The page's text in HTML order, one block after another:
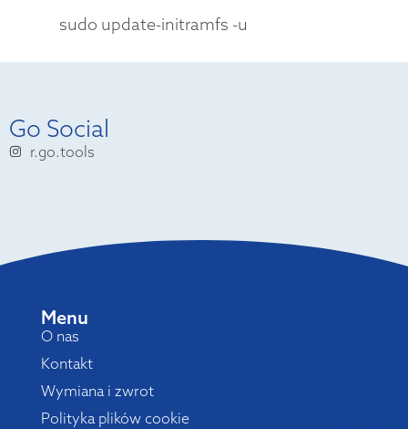
sudo update-initramfs -u
Go Social
r.go.tools
Menu
O nas
Kontakt
Wymiana i zwrot
Polityka plików cookie